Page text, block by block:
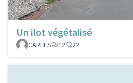
Un ilot végétalisé
CARLES
12 22